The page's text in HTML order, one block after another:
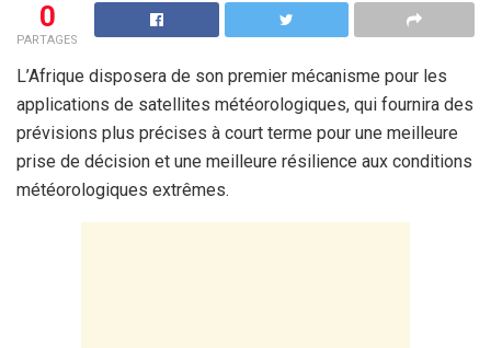
0
PARTAGES
L’Afrique disposera de son premier mécanisme pour les
applications de satellites météorologiques, qui fournira des
prévisions plus précises à court terme pour une meilleure
prise de décision et une meilleure résilience aux conditions
météorologiques extrêmes.